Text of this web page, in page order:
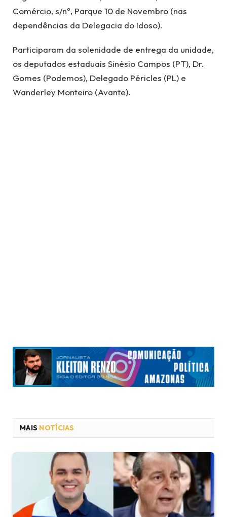
Comércio, s/nº, Parque 10 de Novembro (nas
dependências da Delegacia do Idoso).
Participaram da solenidade de entrega da unidade,
os deputados estaduais Sinésio Campos (PT), Dr.
Gomes (Podemos), Delegado Péricles (PL) e
Wanderley Monteiro (Avante).
MAIS NOTÍCIAS